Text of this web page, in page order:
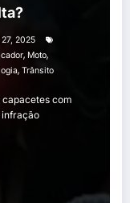
2025
, Moto,
, Trânsito
capacetes com
infração